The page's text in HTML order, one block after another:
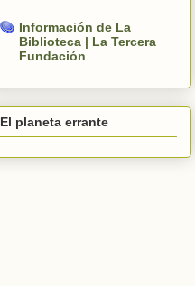
Información de La
Biblioteca | La Tercera
Fundación
El planeta errante